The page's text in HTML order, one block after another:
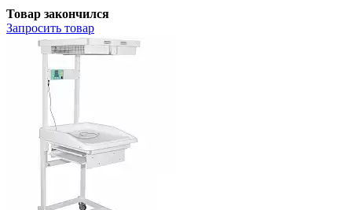
Товар закончился
Запросить товар